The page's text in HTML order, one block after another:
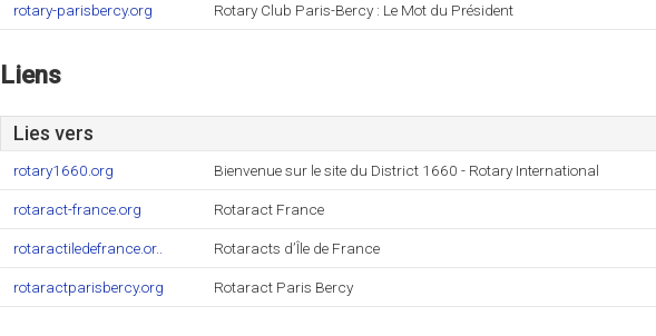
rotary-parisbercy.org Rotary Club Paris-Bercy : Le Mot du Président
Liens
Lies vers
rotary1660.org Bienvenue sur le site du District 1660 - Rotary International
rotaract-france.org Rotaract France
rotaractiledefrance.or.. Rotaracts d’Île de France
rotaractparisbercy.org Rotaract Paris Bercy